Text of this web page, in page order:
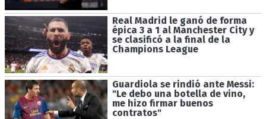
Real Madrid le ganó de forma
épica 3 a 1 al Manchester City y
se clasificó a la final de la
Champions League
Guardiola se rindió ante Messi:
"Le debo una botella de vino,
me hizo firmar buenos
contratos"